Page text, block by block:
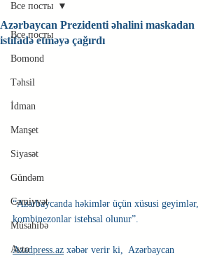
Все посты
Bomond
Təhsil
İdman
Manşet
Siyasət
Gündəm
Cəmiyyət
Müsahibə
Avto
Все посты
Azərbaycan Prezidenti əhalini maskadan
istifadə etməyə çağırdı
“Azərbaycanda həkimlər üçün xüsusi geyimlər,
kombinezonlar istehsal olunur”.
Azadpress.az xəbər verir ki,  Azərbaycan